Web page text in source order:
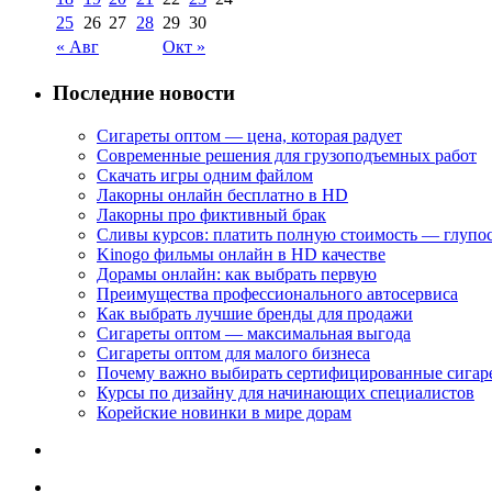
« Авг Окт »
25 26 27 28 29 30
Последние новости
Сигареты оптом — цена, которая радует
Современные решения для грузоподъемных работ
Скачать игры одним файлом
Лакорны онлайн бесплатно в HD
Лакорны про фиктивный брак
Сливы курсов: платить полную стоимость —
Kinogo фильмы онлайн в HD качестве
Дорамы онлайн: как выбрать первую
Преимущества профессионального автосервиса
Как выбрать лучшие бренды для продажи
Сигареты оптом — максимальная выгода
Сигареты оптом для малого бизнеса
Почему важно выбирать сертифицированные
Курсы по дизайну для начинающих специалистов
Корейские новинки в мире дорам